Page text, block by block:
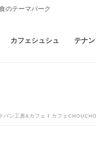
のテーマパーク
カフェシュシュ テナン
パン工房&カフェ / カフェ